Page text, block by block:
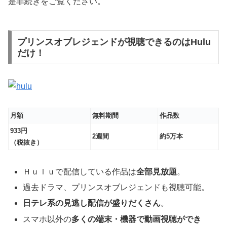
プリンスオブレジェンドが視聴できるのはHulu
だけ！
月額 無料期間
作品数
933円
（税抜き）
2週間 約5万本
Ｈｕｌｕで配信している作品は全部見放題。
過去ドラマ、プリンスオブレジェンドも視聴可能。
日テレ系の見逃し配信が盛りだくさん。
スマホ以外の多くの端末・機器で動画視聴ができ